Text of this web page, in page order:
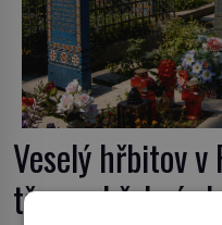
Veselý hřbitov
třou pohřební